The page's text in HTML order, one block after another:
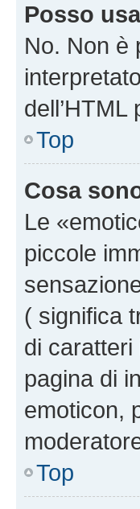
Posso
No. Non è
Top
Cosa
Le
piccole
( significa
di caratteri
pagina di
emoticon,
Top